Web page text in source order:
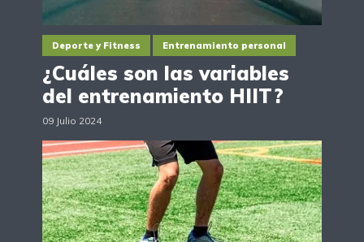
Deporte y Fitness Entrenamiento personal
¿Cuáles son las variables
del entrenamiento HIIT?
09 Julio 2024